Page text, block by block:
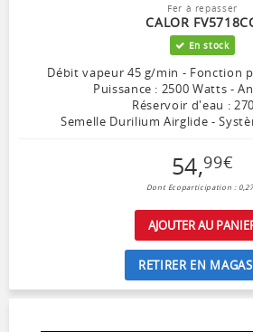
Fer à repasser
CALOR
En stock
Débit vapeur 45 g/min - Fonction
Puissance : 2500 Watts -
Réservoir d'eau :
Semelle Durilium Airglide -
54,99€
Dont Ecoparticipation :
AJOUTER AU
RETIRER EN